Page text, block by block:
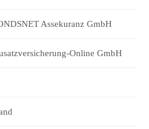
Assekuranz GmbH
Online GmbH